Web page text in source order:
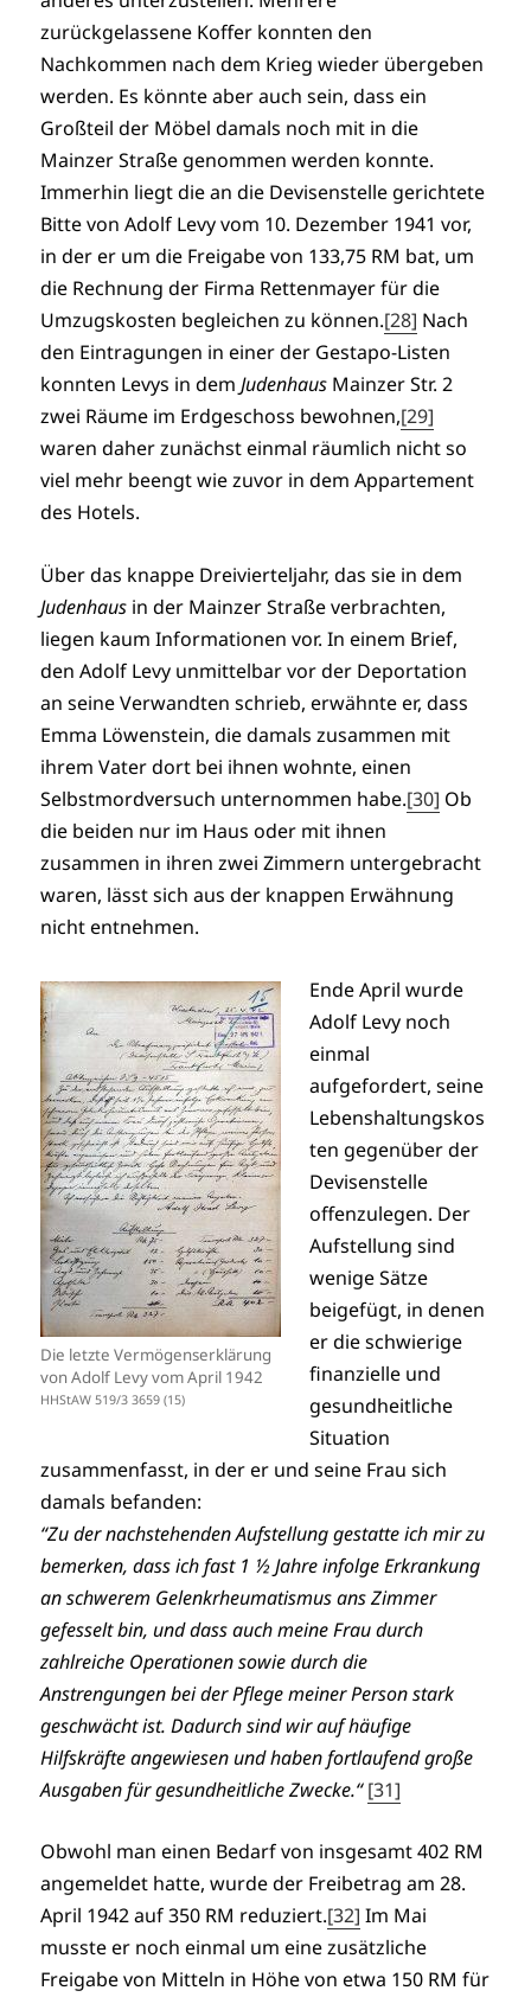
zurückgelassene Koffer konnten den
Nachkommen nach dem Krieg wieder übergeben
werden. Es könnte aber auch sein, dass ein
Großteil der Möbel damals noch mit in die
Mainzer Straße genommen werden konnte.
Immerhin liegt die an die Devisenstelle gerichtete
Bitte von Adolf Levy vom 10. Dezember 1941 vor,
in der er um die Freigabe von 133,75 RM bat, um
die Rechnung der Firma Rettenmayer für die
Umzugskosten begleichen zu können.[28] Nach
den Eintragungen in einer der Gestapo-Listen
konnten Levys in demJudenhaus Mainzer Str. 2
zwei Räume im Erdgeschoss bewohnen,[29]
waren daher zunächst einmal räumlich nicht so
viel mehr beengt wie zuvor in dem Appartement
des Hotels.
Über das knappe Dreivierteljahr, das sie in dem
Judenhaus in der Mainzer Straße verbrachten,
liegen kaum Informationen vor. In einem Brief,
den Adolf Levy unmittelbar vor der Deportation
an seine Verwandten schrieb, erwähnte er, dass
Emma Löwenstein, die damals zusammen mit
ihrem Vater dort bei ihnen wohnte, einen
Selbstmordversuch unternommen habe.[30] Ob
die beiden nur im Haus oder mit ihnen
zusammen in ihren zwei Zimmern untergebracht
waren, lässt sich aus der knappen Erwähnung
nicht entnehmen.
Die letzte Vermögenserklärung
von Adolf Levy vom April 1942
HHStAW 519/3 3659 (15)
Ende April wurde
Adolf Levy noch
einmal
aufgefordert, seine
Lebenshaltungskos
ten gegenüber der
Devisenstelle
offenzulegen. Der
Aufstellung sind
wenige Sätze
beigefügt, in denen
er die schwierige
finanzielle und
gesundheitliche
Situation
zusammenfasst, in der er und seine Frau sich
damals befanden:
“Zu der nachstehenden Aufstellung gestatte ich mir zu
bemerken, dass ich fast 1 ½ Jahre infolge Erkrankung
an schwerem Gelenkrheumatismus ans Zimmer
gefesselt bin, und dass auch meine Frau durch
zahlreiche Operationen sowie durch die
Anstrengungen bei der Pflege meiner Person stark
geschwächt ist. Dadurch sind wir auf häufige
Hilfskräfte angewiesen und haben fortlaufend große
Ausgaben für gesundheitliche Zwecke.“ [31]
Obwohl man einen Bedarf von insgesamt 402 RM
angemeldet hatte, wurde der Freibetrag am 28.
April 1942 auf 350 RM reduziert.[32] Im Mai
musste er noch einmal um eine zusätzliche
Freigabe von Mitteln in Höhe von etwa 150 RM für